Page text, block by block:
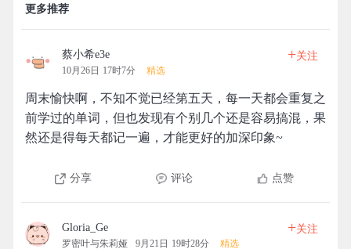
更多推荐
蔡小希e3e
10月26日 17时7分 精选
+关注
周末愉快啊，不知不觉已经第五天，每一天都会重复之
前学过的单词，但也发现有个别几个还是容易搞混，果
然还是得每天都记一遍，才能更好的加深印象~
分享 评论 点赞
Gloria_Ge
罗密叶与朱莉娅 9月21日 19时28分 精选
+关注